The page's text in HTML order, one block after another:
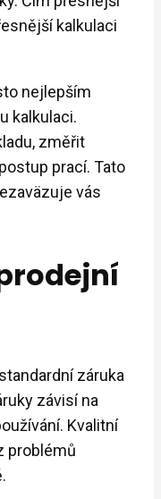
kalkulaci
nejlepším
kalkulaci.
změřit
prací. Tato
vás
záruka
závisí na
Kvalitní
problémů